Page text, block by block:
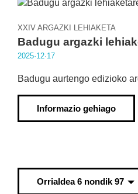
XXIV ARGAZKI LEHIAKETA
Badugu argazki
2025·12·17
Badugu aurtengo edizioko
Informazio gehiago
Orrialdea 6 nondik 97